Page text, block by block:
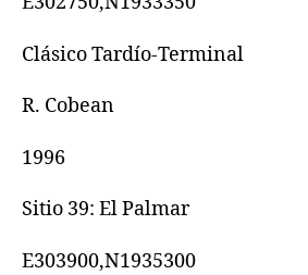
Clásico Tardío-Terminal
R. Cobean
1996
Sitio 39: El Palmar
E303900,N1935300